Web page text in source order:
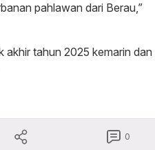
pahlawan dari Berau,”
akhir tahun 2025 kemarin dan
0